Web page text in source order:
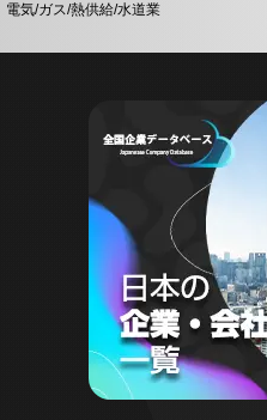
電気/ガス/熱供給/水道業